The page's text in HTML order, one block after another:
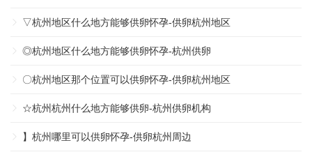
▽杭州地区什么地方能够供卵怀孕-供卵杭州地区
◎杭州地区什么地方能够供卵怀孕-杭州供卵
〇杭州地区那个位置可以供卵怀孕-供卵杭州地区
☆杭州杭州什么地方能够供卵-杭州供卵机构
】杭州哪里可以供卵怀孕-供卵杭州周边